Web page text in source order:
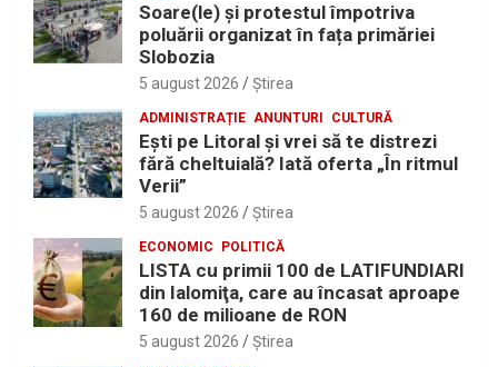
Soare(le) și protestul împotriva
poluării organizat în fața primăriei
Slobozia
5 august 2026 Ştirea
ADMINISTRAȚIE ANUNTURI CULTURĂ
Eşti pe Litoral şi vrei să te distrezi
fără cheltuială? Iată oferta „În ritmul
Verii”
5 august 2026 Ştirea
ECONOMIC POLITICĂ
LISTA cu primii 100 de LATIFUNDIARI
din Ialomiţa, care au încasat aproape
160 de milioane de RON
5 august 2026 Ştirea